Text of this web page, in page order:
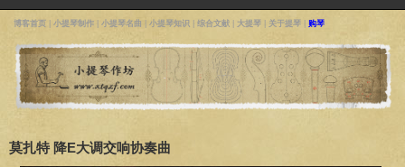
博客首页 小提琴制作 小提琴名曲 小提琴知识 综合文献 大提琴 关于提琴 购琴
莫扎特 降E大调交响协奏曲